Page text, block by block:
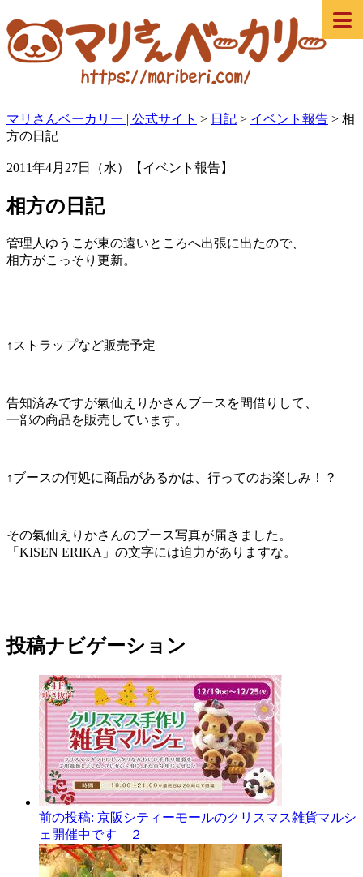
マリさんベーカリー | 公式サイト > 日記 > イベント報告 > 相
方の日記
2011年4月27日（水）【イベント報告】
相方の日記
管理人ゆうこが東の遠いところへ出張に出たので、
相方がこっそり更新。
↑ストラップなど販売予定
告知済みですが氣仙えりかさんブースを間借りして、
一部の商品を販売しています。
↑ブースの何処に商品があるかは、行ってのお楽しみ！？
その氣仙えりかさんのブース写真が届きました。
「KISEN ERIKA」の文字には迫力がありますな。
投稿ナビゲーション
前の投稿: 京阪シティーモールのクリスマス雑貨マルシ
ェ開催中です ２